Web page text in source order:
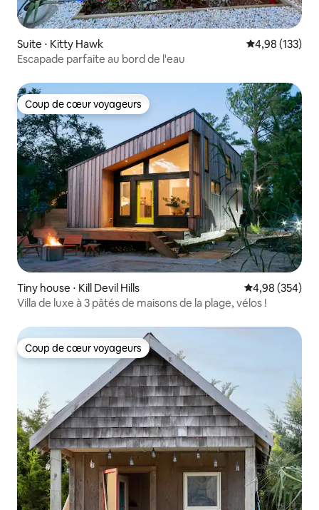
Suite ⋅ Kitty Hawk Évaluation
4,98 (133)
Escapade parfaite au bord de l'eau
Coup de cœur voyageurs
Coup de cœur voyageurs
Tiny house ⋅ Kill Devil Hills Évaluation
4,98 (354)
Villa de luxe à 3 pâtés de maisons de la plage, vélos !
Coup de cœur voyageurs
Coup de cœur voyageurs